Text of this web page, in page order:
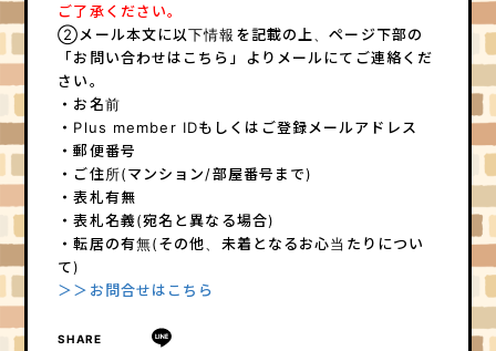
ご了承ください。
②メール本文に以下情報を記載の上、ページ下部の
「お問い合わせはこちら」よりメールにてご連絡くだ
さい。
・お名前
・Plus member IDもしくはご登録メールアドレス
・郵便番号
・ご住所(マンション/部屋番号まで)
・表札有無
・表札名義(宛名と異なる場合)
・転居の有無(その他、未着となるお心当たりについ
て)
＞＞お問合せはこちら
SHARE